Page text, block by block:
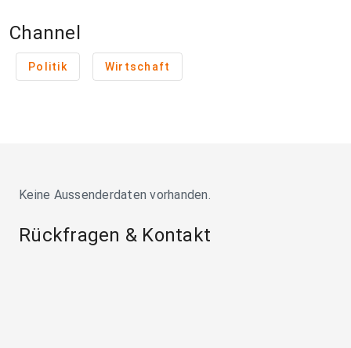
Channel
Politik Wirtschaft
Keine Aussenderdaten vorhanden.
Rückfragen & Kontakt